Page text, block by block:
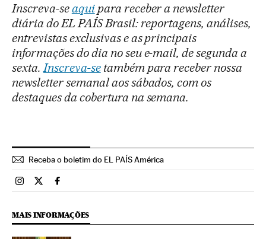
Inscreva-seaquipara receber a newsletter
diária do EL PAÍS Brasil: reportagens, análises,
entrevistas exclusivas e as principais
informações do dia no seu e-mail, de segunda a
sexta. Inscreva-setambém para receber nossa
newsletter semanal aos sábados, com os
destaques da cobertura na semana.
Receba o boletim do EL PAÍS América
Brasil El País Brasil en Instagram
Brasil El País Brasil en Twitter
Brasil El País Brasil en Facebook
MAIS INFORMAÇÕES